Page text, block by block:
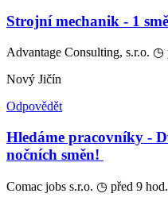
Strojní mechanik - 1
Advantage Consulting, s.r.o. ◷
Nový Jičín
Odpovědět
Hledáme pracovníky -
nočních směn! ‍
Comac jobs s.r.o. ◷ před 9 hod.